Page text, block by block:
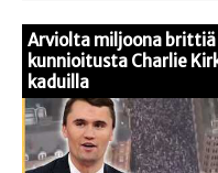
Arviolta miljoona
kunnioitusta Charlie
kaduilla